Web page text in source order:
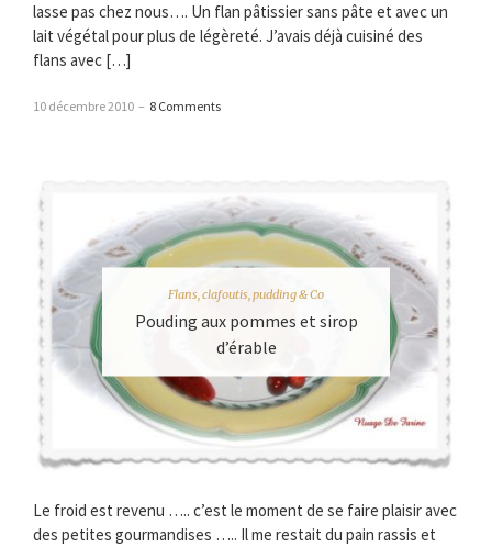
lasse pas chez nous…. Un flan pâtissier sans pâte et avec un
lait végétal pour plus de légèreté. J’avais déjà cuisiné des
flans avec […]
10 décembre 2010 – 8 Comments
Flans, clafoutis, pudding & Co
Pouding aux pommes et sirop
d’érable
Le froid est revenu ….. c’est le moment de se faire plaisir avec
des petites gourmandises ….. Il me restait du pain rassis et